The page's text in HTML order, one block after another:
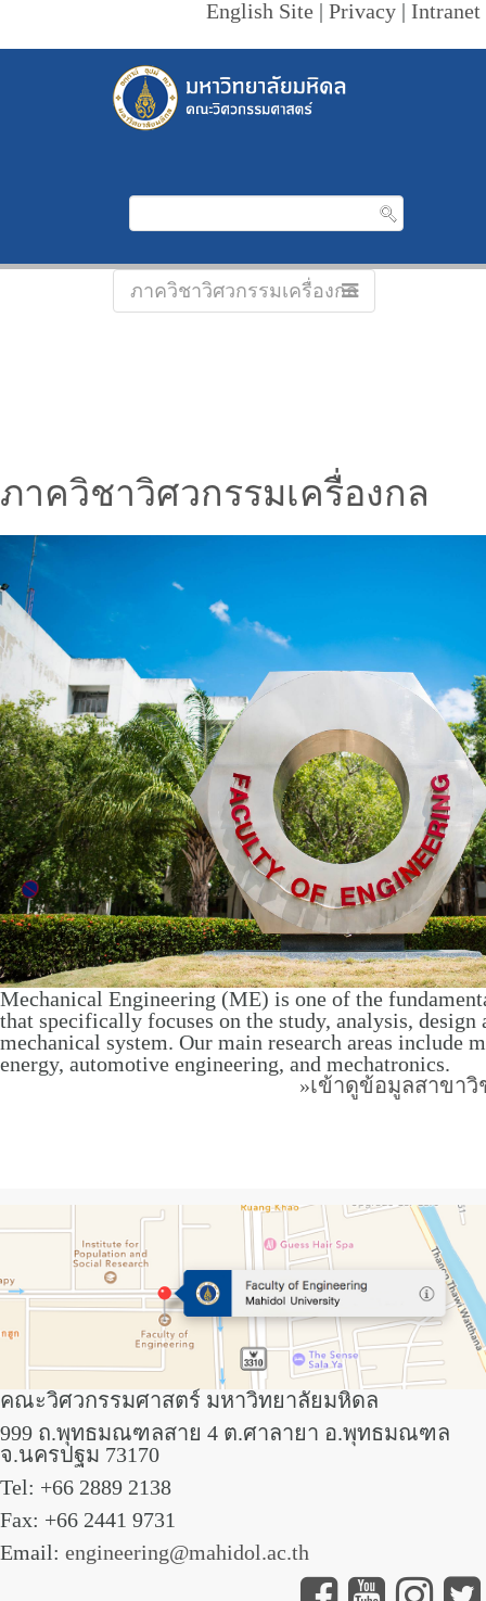
English Site | Privacy | Intranet
ภาควิชาวิศวกรรมเครื่องกล
ภาควิชาวิศวกรรมเครื่องกล
Mechanical Engineering (ME) is one of the
that specifically focuses on the study, analysis, design
mechanical system. Our main research areas include
energy, automotive engineering, and mechatronics.
»เข้าดูข้อมูลสาขาวิ
คณะวิศวกรรมศาสตร์ มหาวิทยาลัยมหิดล
999 ถ.พุทธมณฑลสาย 4 ต.ศาลายา อ.พุทธมณฑล
จ.นครปฐม 73170
Tel: +66 2889 2138
Fax: +66 2441 9731
Email: engineering@mahidol.ac.th